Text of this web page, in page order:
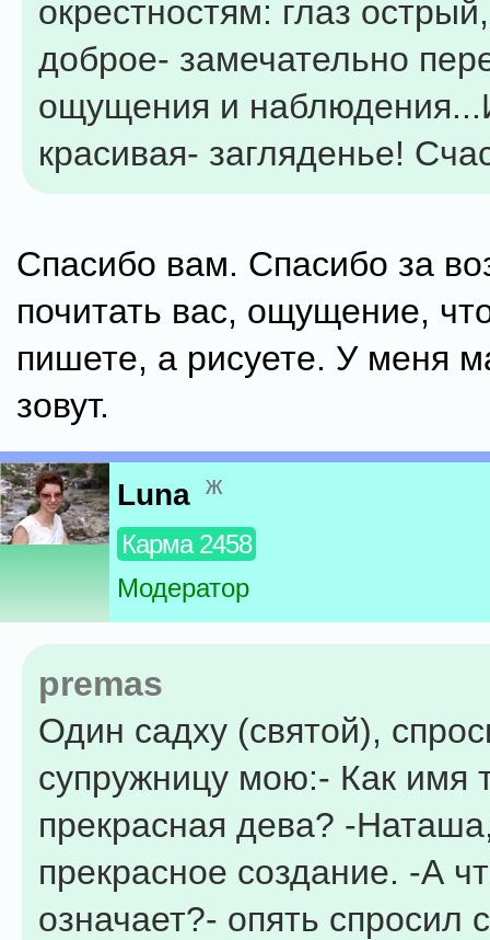
окрестностям: глаз
доброе- замечательно
ощущения и
красивая- загляденье!
Спасибо вам. Спасибо за
почитать вас, ощущение,
пишете, а рисуете. У меня
зовут.
Luna ж
Карма 2458
Модератор
premas
Один садху (святой),
супружницу мою:- Как имя
прекрасная дева? -
прекрасное создание. -А
означает?- опять спросил